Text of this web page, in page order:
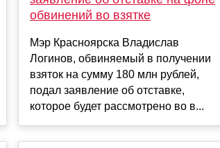
обвинений во взятке
Мэр Красноярска Владислав
Логинов, обвиняемый в получении
взяток на сумму 180 млн рублей,
подал заявление об отставке,
которое будет рассмотрено во в...